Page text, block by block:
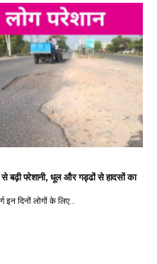
से बढ़ी परेशानी, धूल और गड्ढों से हादसों का
इन दिनों लोगों के लिए...